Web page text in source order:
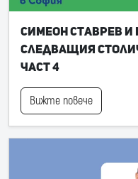
Симеон Ставрев
следващия
част 4
Вижте повече